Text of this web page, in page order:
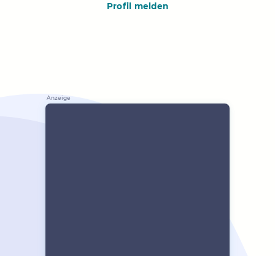
Profil melden